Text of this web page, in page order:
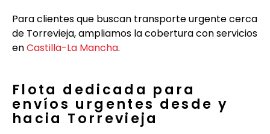
Para clientes que buscan transporte urgente cerca
de Torrevieja, ampliamos la cobertura con servicios
enCastilla-La Mancha.
Flota dedicada para
envíos urgentes desde y
hacia Torrevieja